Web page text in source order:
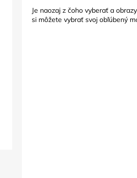
Je naozaj z čoho vyberať a
si môžete vybrať svoj obľúbený